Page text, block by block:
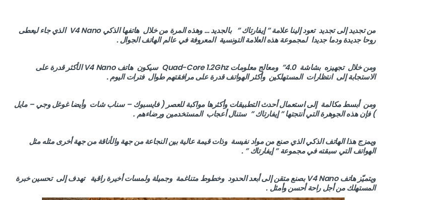
من تجديد إلى تجديد تعود إلينا علامة ” إيفارتاك ” بالجديد … وهذه المرة من خلال هاتفها الذكي V4 Nano الذي جاء ليعطى
روحا جديدة ودما جديدا لمجموعة هذه العلامة التونسية المعروفة في عالم الهاتف الجوال .
ومن خلال تجهيزه بشاشة 4.0” ومعالج معلومات Quad-Core 1.2Ghz سيكون هاتف V4 Nano الأكثر قدرة على
الاستجابة إلى انتظارات المستهلكين وأكثر الهواتف قدرة على مرافقتهم طوال فترات اليوم .
ومن أبسط مكالمة إلى استعمال أحدث التطبيقات وأكثرها مواكبة للعصر ( فايسبوك – سناب شات وأيضا غوغل وجي – مايل
) فإن هذه الجوهرة التي أنتجتها ” إيفارتاك ” ستنال أعجاب المستخدمين ورضاءهم .
ويمزج هذا الهاتف الذكي الذي صنع من مواد نفيسة وذات قيمة عالية بين النجاعة من جهة والأناقة من جهة أخرى مثله مثل
الهواتف التي سبقته في مجموعة ” إيفارتاك ” .
ويتميّز هاتف V4 Nano بصنع متقن إلى أبعد الحدود وخطوط متناغمة وجميلة ولمسات أخيرة راقية تهدف إلى تحسين خبرة
المستهلك من أجل راحة أحسن وأمثل .